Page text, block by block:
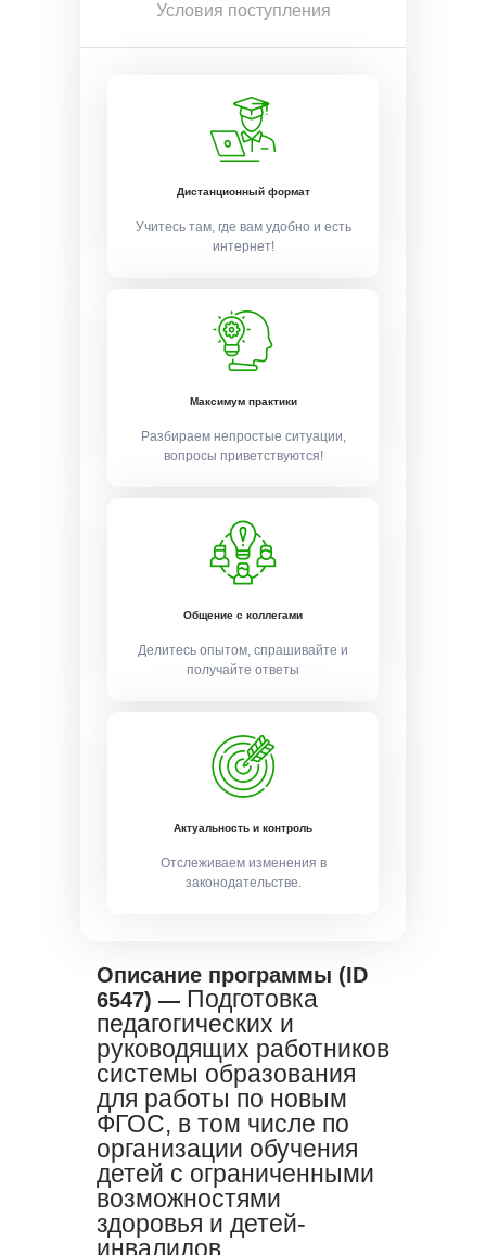
Условия поступления
Дистанционный формат
Учитесь там, где вам удобно и есть
интернет!
Максимум практики
Разбираем непростые ситуации,
вопросы приветствуются!
Общение с коллегами
Делитесь опытом, спрашивайте и
получайте ответы
Актуальность и контроль
Отслеживаем изменения в
законодательстве.
Описание программы (ID
6547) — Подготовка
педагогических и
руководящих работников
системы образования
для работы по новым
ФГОС, в том числе по
организации обучения
детей с ограниченными
возможностями
здоровья и детей-
инвалидов